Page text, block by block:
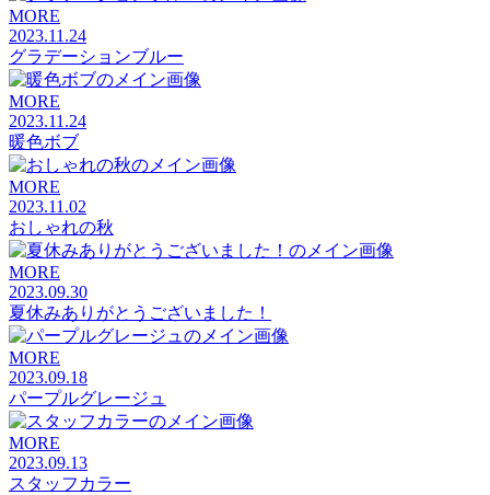
MORE
2023.11.24
グラデーションブルー
MORE
2023.11.24
暖色ボブ
MORE
2023.11.02
おしゃれの秋
MORE
2023.09.30
夏休みありがとうございました！
MORE
2023.09.18
パープルグレージュ
MORE
2023.09.13
スタッフカラー